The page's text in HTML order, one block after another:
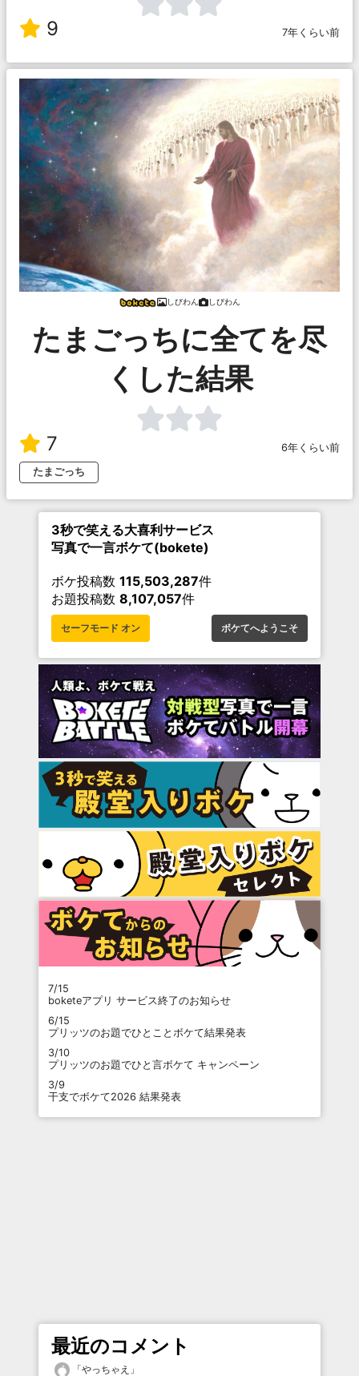
9 7年くらい前
しびわん しびわん
たまごっちに全てを尽
くした結果
7
6年くらい前
たまごっち
3秒で笑える大喜利サービス
写真で一言ボケて(bokete)
ボケ投稿数 115,503,287件
お題投稿数 8,107,057件
セーフモード オン ボケてへようこそ
7/15
boketeアプリ サービス終了のお知らせ
6/15
プリッツのお題でひとことボケて結果発表
3/10
プリッツのお題でひと言ボケて キャンペーン
3/9
干支でボケて2026 結果発表
最近のコメント
「やっちゃえ 」